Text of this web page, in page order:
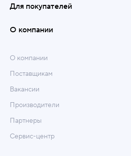
Для покупателей
О компании
О компании
Поставщикам
Вакансии
Производители
Партнеры
Сервис-центр